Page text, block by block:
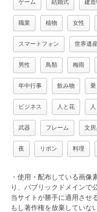
ゲーム 結婚式 建造
職業 植物 女性
スマートフォン 世界遺
男性 鳥類 梅雨
年中行事 飲み物 乗
ビジネス 人と花
武器 フレーム 文
夜 リボン 料理
・使用・配布している画像
り、パブリックドメインで
当サイトが勝手に適用させ
もし著作権を放棄していな